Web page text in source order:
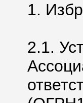
1.
2.1.